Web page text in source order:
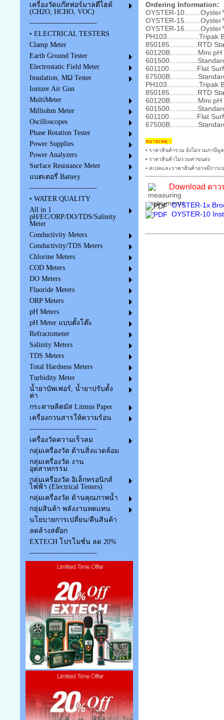
เครื่องวัดแก๊สฟอร์มาลดีไฮด์
(CH2O, HCHO, VOC)
---------------------------
• ELECTRICAL TESTERS
Clamp Meter
Earth Ground Tester
Electrostatic Field Meter
Insulation, MΩ Tester
Ionizer Air Gun
MultiMeter
Milliohm Meter
Oscilloscopes
Phase Rotation Tester
Power Supplies
Power Analyzers
Surface Resistance Meter
แบตเตอรี่ Battery
---------------------------
• WATER QUALITY
All in 1
pH/EC/ORP/DO/TDS/Salinity
Meter
Conductivity Meters
Conductivity/TDS Meters
Chlorine Meters
COD Meters
DO Meters
Fluoride Meters
ORP Meters
pH Meters
pH Meter แบบตั้งโต๊ะ
Refractometer
Salinity Meters
TDS Meters
Total Hardness Meters
Turbidity Meter
น้ำยาบัพเฟอร์, น้ำยาปรับตั้ง
ค่า
กระดาษลิตมัส Litmus Paper
เครื่องกวนสารให้ความร้อน
---------------------------
เครื่องวัดความเร็วลม
กลุ่มเครื่องวัด ด้านสิ่งแวดล้อม
กลุ่มเครื่องวัด งาน
อุตสาหกรรม
กลุ่มเครื่องวัด อิเล็กทรอนิกส์
ไฟฟ้า (Electrical Testers)
กลุ่มเครื่องวัด ด้านคุณภาพน้ำ
กลุ่มสินค้า พลังงานทดแทน
นโยบายการเปลี่ยน/คืนสินค้า
ลดล้างสต๊อก
EXTECH โปรโมชั่น ลด 20%
---------------------------
Ordering Information:
OYSTER-
OYSTER-
OYSTER-
PH103................Tripak
850185..............RTD
60120B..............Mini
601100..............Flat
PH103................Tripak
850185..............RTD
60120B..............Mini
601100..............Flat
หมายเหตุ ::
• ราคาสินค้ารวม ยังไม่รวมภาษีมู
• ราคาสินค้าไม่รวมค่าขนส่ง
• สเปคและราคาสินค้าอาจมีการ
Download ดา
OYSTER-1x
OYSTER-10